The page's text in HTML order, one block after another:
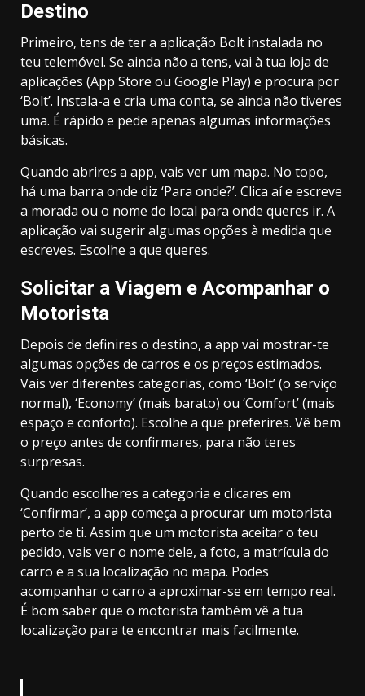
Destino
Primeiro, tens de ter a aplicação Bolt instalada no
teu telemóvel. Se ainda não a tens, vai à tua loja de
aplicações (App Store ou Google Play) e procura por
‘Bolt’. Instala-a e cria uma conta, se ainda não tiveres
uma. É rápido e pede apenas algumas informações
básicas.
Quando abrires a app, vais ver um mapa. No topo,
há uma barra onde diz ‘Para onde?’. Clica aí e escreve
a morada ou o nome do local para onde queres ir. A
aplicação vai sugerir algumas opções à medida que
escreves. Escolhe a que queres.
Solicitar a Viagem e Acompanhar o
Motorista
Depois de definires o destino, a app vai mostrar-te
algumas opções de carros e os preços estimados.
Vais ver diferentes categorias, como ‘Bolt’ (o serviço
normal), ‘Economy’ (mais barato) ou ‘Comfort’ (mais
espaço e conforto). Escolhe a que preferires. Vê bem
o preço antes de confirmares, para não teres
surpresas.
Quando escolheres a categoria e clicares em
‘Confirmar’, a app começa a procurar um motorista
perto de ti. Assim que um motorista aceitar o teu
pedido, vais ver o nome dele, a foto, a matrícula do
carro e a sua localização no mapa. Podes
acompanhar o carro a aproximar-se em tempo real.
É bom saber que o motorista também vê a tua
localização para te encontrar mais facilmente.